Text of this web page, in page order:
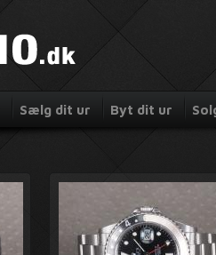
Sælg dit ur Byt dit ur